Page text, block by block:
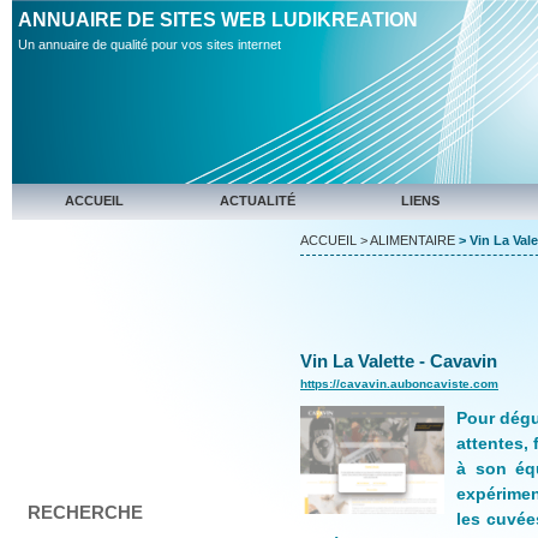
ANNUAIRE DE SITES WEB LUDIKREATION
Un annuaire de qualité pour vos sites internet
ACCUEIL ACTUALITÉ LIENS
RECHERCHE
ACCUEIL >ALIMENTAIRE > Vin La
Vin La Valette - Cavavin
https://cavavin.auboncaviste.com
Pour
attentes,
à son
les